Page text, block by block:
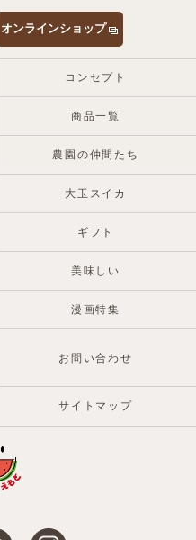
オンラインショップ
コンセプト
商品一覧
農園の仲間たち
大玉スイカ
ギフト
美味しい
漫画特集
お問い合わせ
サイトマップ